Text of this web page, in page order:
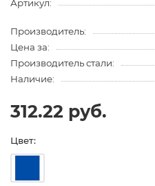
Артикул:
Производитель:
Цена за:
Производитель стали:
Наличие:
312.22 руб.
Цвет: